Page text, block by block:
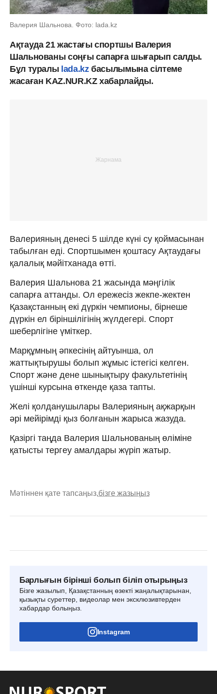
Валерия Шальнова. Фото: lada.kz
Ақтауда 21 жастағы спортшы Валерия
Шальнованы соңғы сапарға шығарып салды.
Бұл туралыlada.kzбасылымына сілтеме
жасаған KAZ.NUR.KZ хабарлайды.
Валерияның денесі 5 шілде күні су қоймасынан
табылған еді. Спортшымен қоштасу Ақтаудағы
қалалық мәйітханада өтті.
Валерия Шальнова 21 жасында мәңгілік
сапарға аттанды. Ол ережесіз жекпе-жектен
Қазақстанның екі дүркін чемпионы, бірнеше
дүркін ел біріншілігінің жүлдегері. Спорт
шеберлігіне үміткер.
Марқұмның әпкесінің айтуынша, ол
жаттықтырушы болып жұмыс істегісі келген.
Спорт және дене шынықтыру факультетінің
үшінші курсына өткенде қаза тапты.
Желі қолданушылары Валерияның ақжарқын
әрі мейірімді қыз болғанын жарыса жазуда.
Қазіргі таңда Валерия Шальнованың өліміне
қатысты тергеу амалдары жүріп жатыр.
Мәтіннен қате тапсаңыз,бізге жазыңыз
Барлығын бірінші болып біліп отырыңыз
Бізге жазылып, Қазақстанның өзекті жаңалықтарынан,
қызықты суреттер, видеолар мен эксклюзивтерден
хабардар болыңыз.
Instagram